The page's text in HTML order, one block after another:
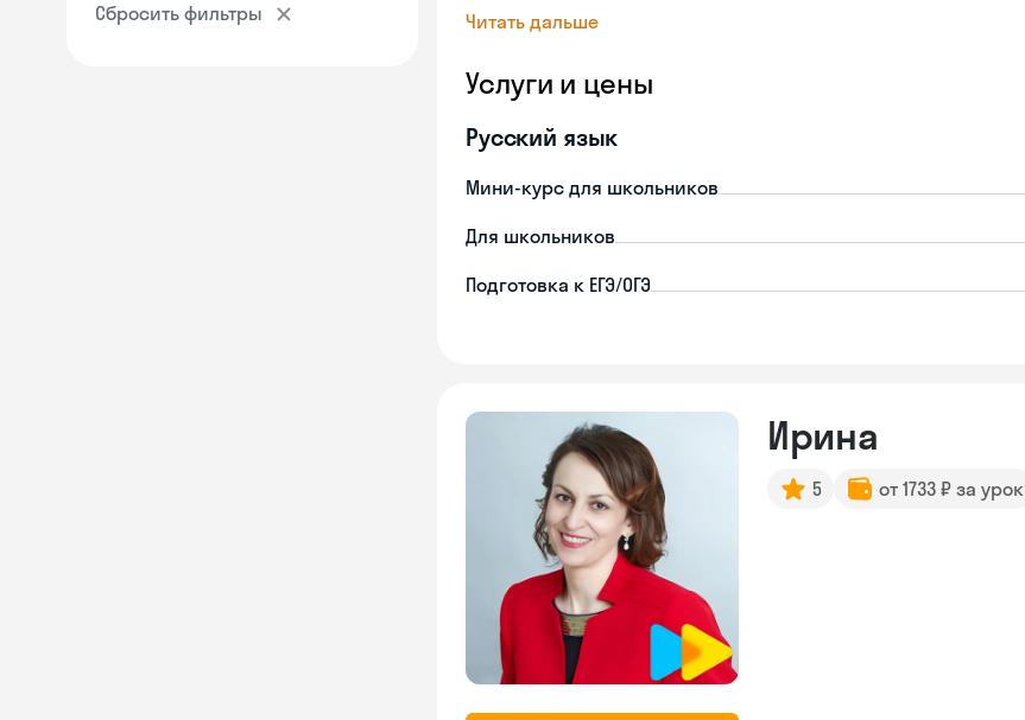
Сбросить фильтры
Читать дальше
Услуги и цены
Русский язык
Мини-курс для школьников
Для школьников
Подготовка к ЕГЭ/ОГЭ
Ирина
5 от 1733 ₽ за урок